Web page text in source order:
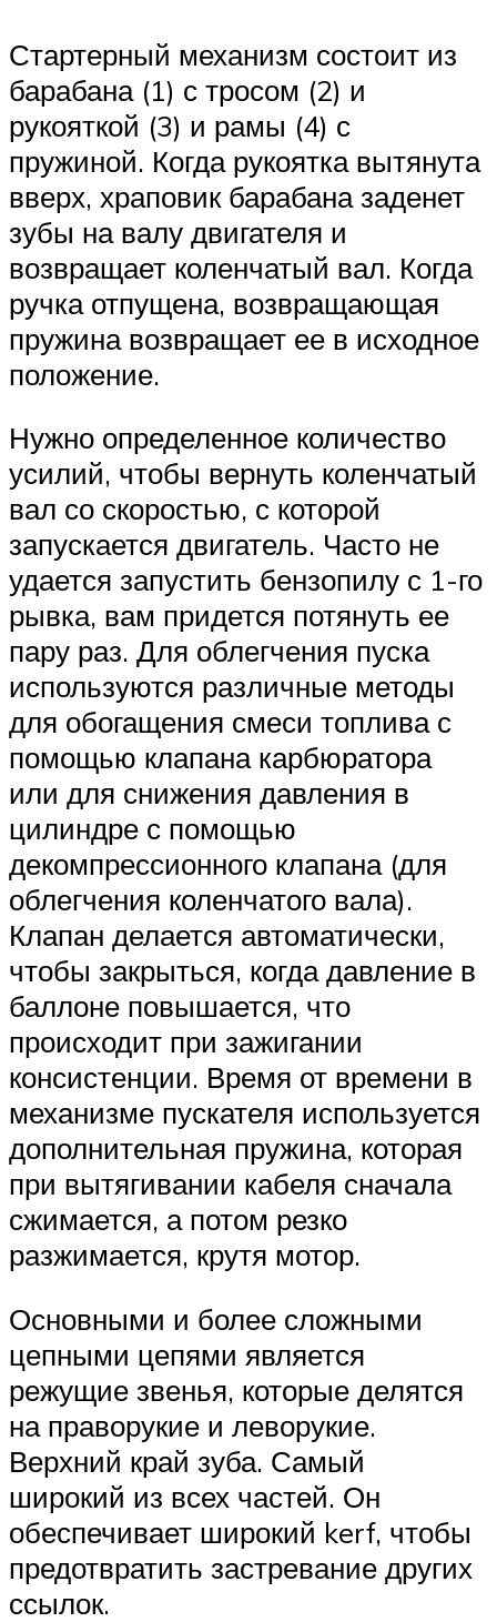
Стартерный механизм состоит из
барабана (1) с тросом (2) и
рукояткой (3) и рамы (4) с
пружиной. Когда рукоятка вытянута
вверх, храповик барабана заденет
зубы на валу двигателя и
возвращает коленчатый вал. Когда
ручка отпущена, возвращающая
пружина возвращает ее в исходное
положение.
Нужно определенное количество
усилий, чтобы вернуть коленчатый
вал со скоростью, с которой
запускается двигатель. Часто не
удается запустить бензопилу с 1-го
рывка, вам придется потянуть ее
пару раз. Для облегчения пуска
используются различные методы
для обогащения смеси топлива с
помощью клапана карбюратора
или для снижения давления в
цилиндре с помощью
декомпрессионного клапана (для
облегчения коленчатого вала).
Клапан делается автоматически,
чтобы закрыться, когда давление в
баллоне повышается, что
происходит при зажигании
консистенции. Время от времени в
механизме пускателя используется
дополнительная пружина, которая
при вытягивании кабеля сначала
сжимается, а потом резко
разжимается, крутя мотор.
Основными и более сложными
цепными цепями является
режущие звенья, которые делятся
на праворукие и леворукие.
Верхний край зуба. Самый
широкий из всех частей. Он
обеспечивает широкий kerf, чтобы
предотвратить застревание других
ссылок.